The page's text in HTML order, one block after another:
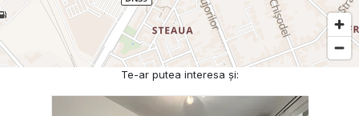
Te-ar putea interesa și: